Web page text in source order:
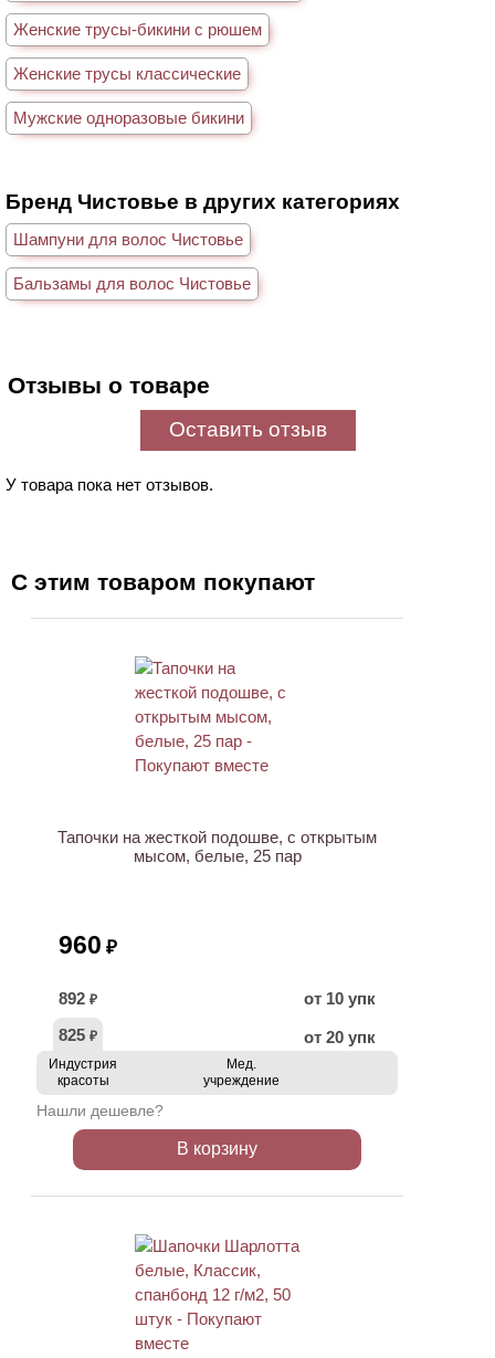
Женские трусы-бикини с рюшем
Женские трусы классические
Мужские одноразовые бикини
Бренд Чистовье в других категориях
Шампуни для волос Чистовье
Бальзамы для волос Чистовье
Отзывы о товаре
Оставить отзыв
У товара пока нет отзывов.
С этим товаром покупают
Тапочки на жесткой подошве, с открытым
мысом, белые, 25 пар
960 ₽
892 ₽
от 10 упк
825 ₽ от 20 упк
Индустрия
красоты
Мед.
учреждение
Нашли дешевле?
В корзину